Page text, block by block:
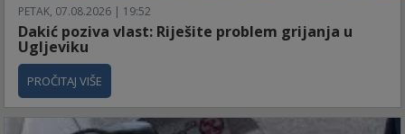
PETAK, 07.08.2026 | 19:52
Dakić poziva vlast: Riješite problem grijanja u
Ugljeviku
PROČITAJ VIŠE